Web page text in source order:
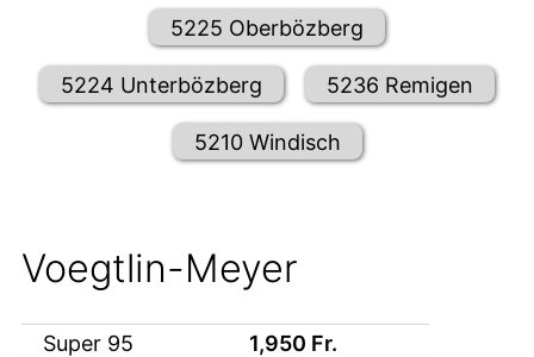
5225 Oberbözberg
5224 Unterbözberg 5236 Remigen
5210 Windisch
Voegtlin-Meyer
Super 95 1,950 Fr.